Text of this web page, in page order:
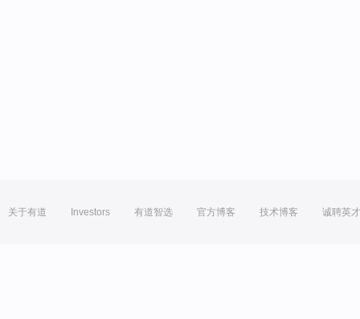
关于有道 Investors 有道智选 官方博客 技术博客 诚聘英才